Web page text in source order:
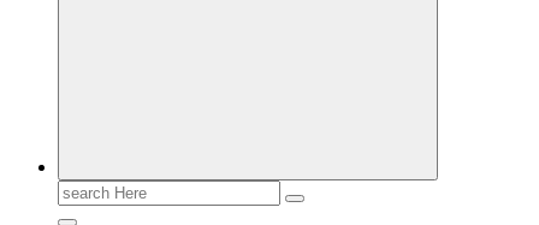
Search
for: